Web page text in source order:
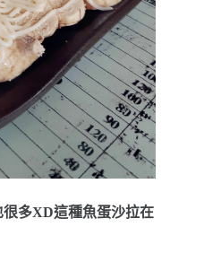
多XD這種魚蛋沙拉在